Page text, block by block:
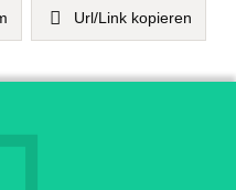
Url/Link kopieren